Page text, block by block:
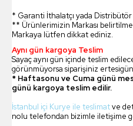
* Garanti İthalatçı yada Distribütör
** Ürünlerimizin Markası
Markaya lütfen dikkat ediniz.
Aynı gün kargoya Teslim
Sayaç aynı gün içinde teslim
görünmüyorsa siparişiniz
* Haftasonu ve Cuma günü
günü kargoya teslim edilir.
İstanbul içi Kurye ile teslimatve
nolu telefondan bizimle iletişime